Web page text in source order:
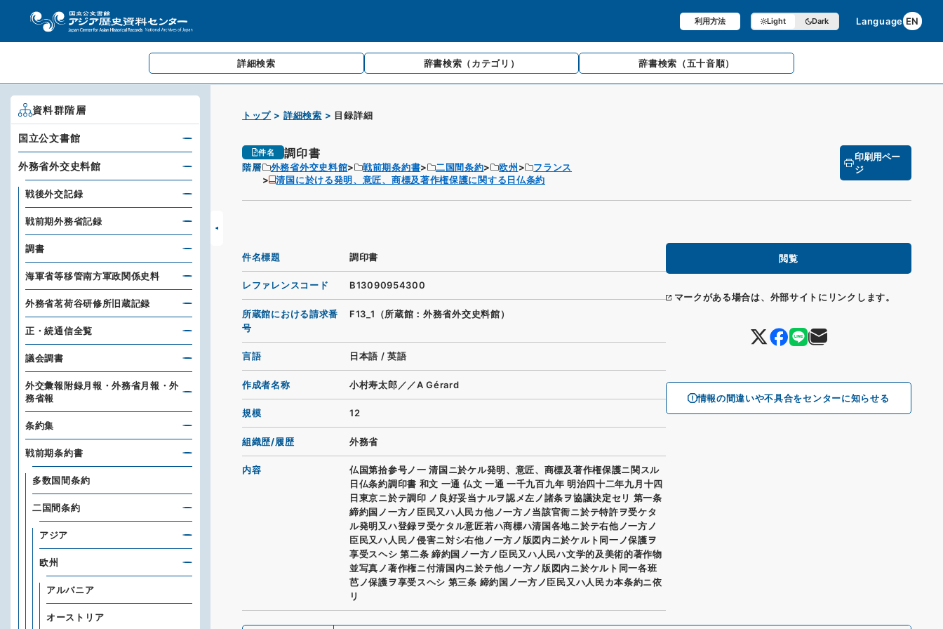
利用方法 Light Dark Language EN
詳細検索 辞書検索 （カテゴリ） 辞書検索 （五十音順）
トップ 詳細検索 目録詳細
件名 調印書
階層 外務省外交史料館 戦前期条約書 二国間条約 欧州
フランス
清国に於ける発明、意匠、商標及著作権保護に関する日仏条約
印刷用ペー
ジ
閲覧
マークがある場合は、外部サイトにリンクします。
情報の間違いや不具合をセンターに知らせる
件名標題 調印書
レファレンスコード B13090954300
所蔵館における請求番
号
F13_1（所蔵館：外務省外交史料館）
言語 日本語 / 英語
作成者名称 小村寿太郎／／A Gérard
規模 12
組織歴/履歴 外務省
内容
仏国第拾参号ノ一 清国ニ於ケル発明、意匠、商標及著作権保護ニ関スル
日仏条約調印書 和文 一通 仏文 一通 一千九百九年 明治四十二年九月十四
日東京ニ於テ調印 ノ良好妥当ナルヲ認メ左ノ諸条ヲ協議決定セリ 第一条
締約国ノ一方ノ臣民又ハ人民カ他ノ一方ノ当該官衙ニ於テ特許ヲ受ケタ
ル発明又ハ登録ヲ受ケタル意匠若ハ商標ハ清国各地ニ於テ右他ノ一方ノ
臣民又ハ人民ノ侵害ニ対シ右他ノ一方ノ版図内ニ於ケルト同一ノ保護ヲ
享受スヘシ 第二条 締約国ノ一方ノ臣民又ハ人民ハ文学的及美術的著作物
並写真ノ著作権ニ付清国内ニ於テ他ノ一方ノ版図内ニ於ケルト同一各班
芭ノ保護ヲ享受スヘシ 第三条 締約国ノ一方ノ臣民又ハ人民カ本条約ニ依
リ
資料群階層
国立公文書館
外務省外交史料館
戦後外交記録
戦前期外務省記録
調書
海軍省等移管南方軍政関係史料
外務省茗荷谷研修所旧蔵記録
正・続通信全覧
議会調書
外交彙報附録月報・外務省月報・外
務省報
条約集
戦前期条約書
多数国間条約
二国間条約
アジア
欧州
アルバニア
オーストリア